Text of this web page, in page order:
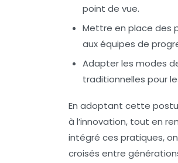
point de vue.
Mettre en place des
aux équipes de
Adapter les modes
traditionnelles pour
En adoptant cette
à l’innovation, tout en
intégré ces pratiques,
croisés entre